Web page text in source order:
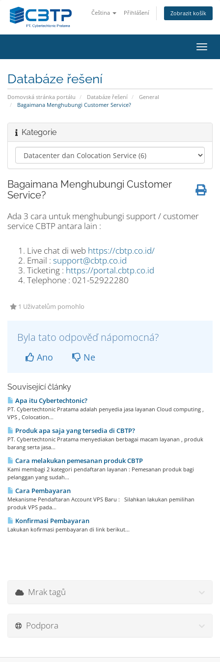
Čeština Přihlášení Zobrazit košík
Databáze řešení
Domovská stránka portálu Databáze řešení
General
Bagaimana Menghubungi Customer Service?
Kategorie
Bagaimana Menghubungi Customer
Service?
Ada 3 cara untuk menghubungi support / customer
service CBTP antara lain :
Live chat di web https://cbtp.co.id/
Email : support@cbtp.co.id
Ticketing : https://portal.cbtp.co.id
Telephone : 021-52922280
1 Uživatelům pomohlo
Byla tato odpověď nápomocná?
Ano Ne
Související články
Apa itu Cybertechtonic?
PT. Cybertechtonic Pratama adalah penyedia jasa layanan Cloud computing ,
VPS , Colocation...
Produk apa saja yang tersedia di CBTP?
PT. Cybertechtonic Pratama menyediakan berbagai macam layanan , produk
barang serta jasa...
Cara melakukan pemesanan produk CBTP
Kami membagi 2 kategori pendaftaran layanan : Pemesanan produk bagi
pelanggan yang sudah...
Cara Pembayaran
Mekanisme Pendaftaran Account VPS Baru : Silahkan lakukan pemilihan
produk VPS pada...
Konfirmasi Pembayaran
Lakukan kofirmasi pembayaran di link berikut...
Mrak tagů
Podpora